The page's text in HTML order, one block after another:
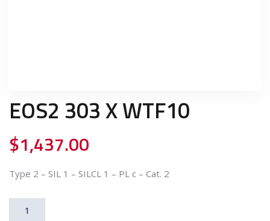
EOS2 303 X WTF10
$1,437.00
Type 2 – SIL 1 – SILCL 1 – PL c – Cat. 2
EOS2